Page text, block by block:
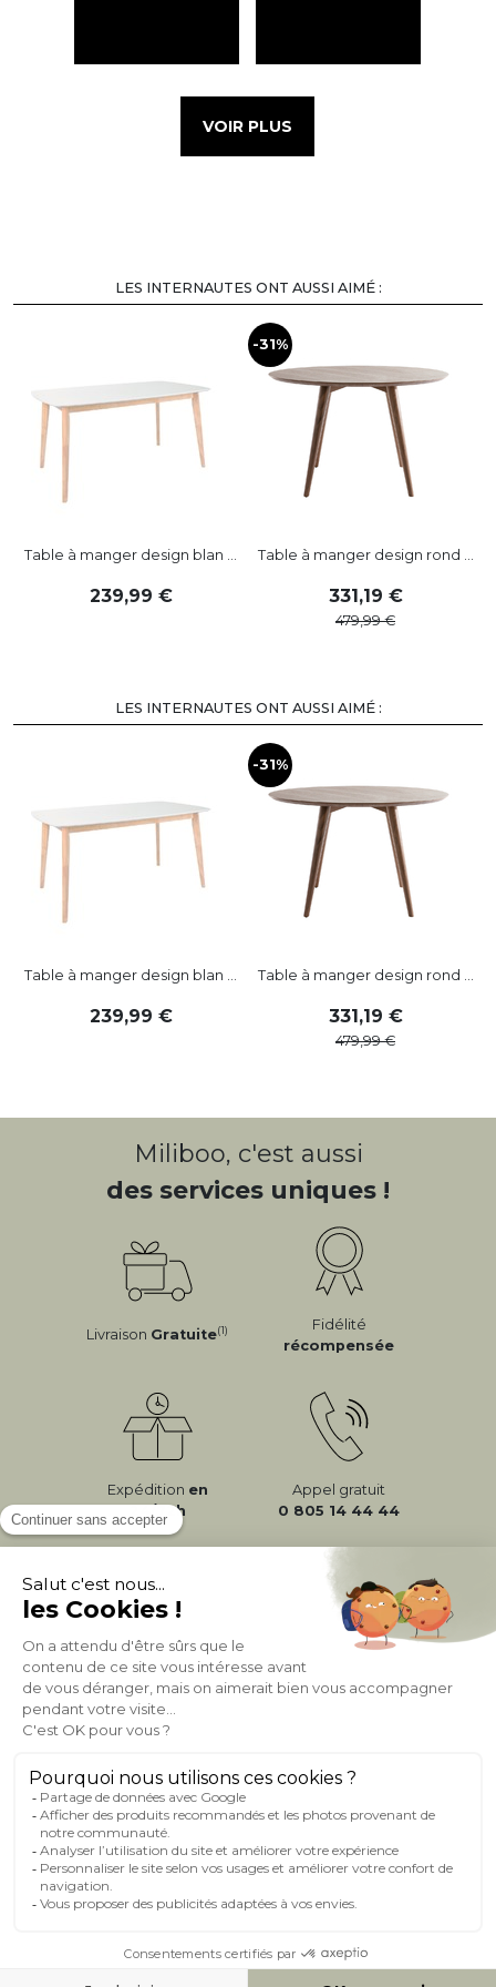
VOIR PLUS
LES INTERNAUTES ONT AUSSI AIMÉ :
Table à manger design blan ...
239,99
-31%
Table à manger design rond ...
331,19
479,99
LES INTERNAUTES ONT AUSSI AIMÉ :
Table à manger design blan ...
239,99
-31%
Table à manger design rond ...
331,19
479,99
Miliboo, c'est aussi
des services uniques !
Livraison Gratuite(1)
Fidélité
récompensée
Expédition en
24/72h
Appel gratuit
0 805 14 44 44
À PROPOS DE MILIBOO
AIDE & CONTACT